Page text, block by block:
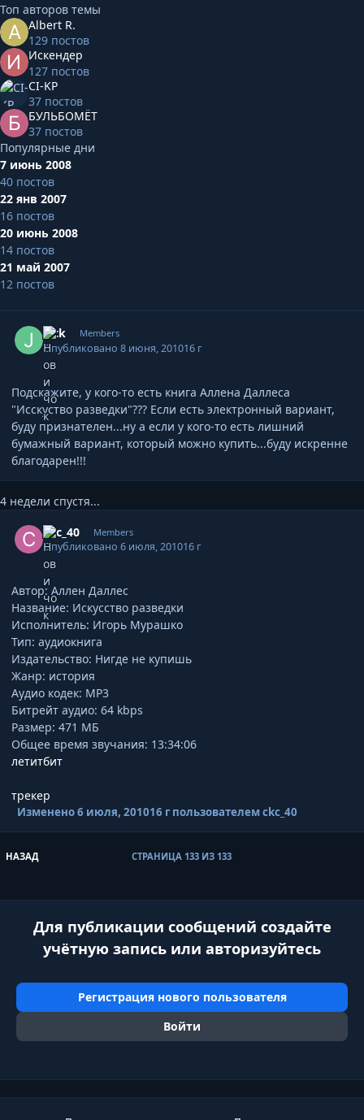
Топ авторов темы
Albert R.
129 постов
Искендер
127 постов
CI-KP
37 постов
БУЛЬБОМЁТ
37 постов
Популярные дни
7 июнь 2008
40 постов
22 янв 2007
16 постов
20 июнь 2008
14 постов
21 май 2007
12 постов
jack
Members
Опубликовано8 июня, 201016 г
Подскажите, у кого-то есть книга Аллена Даллеса
"Исскуство разведки"??? Если есть электронный вариант,
буду признателен...ну а если у кого-то есть лишний
бумажный вариант, который можно купить...буду искренне
благодарен!!!
4 недели спустя...
ckc_40 Members
Опубликовано6 июля, 201016 г
Автор: Аллен Даллес
Название: Искусство разведки
Исполнитель: Игорь Мурашко
Тип: аудиокнига
Издательство: Нигде не купишь
Жанр: история
Аудио кодек: MP3
Битрейт аудио: 64 kbps
Размер: 471 МБ
Общее время звучания: 13:34:06
летитбит
трекер
Изменено6 июля, 201016 гпользователем ckc_40
ПЕРВАЯ СТРАНИЦА
НАЗАД СТРАНИЦА 133 ИЗ 133
Для публикации сообщений создайте
учётную запись или авторизуйтесь
Регистрация нового пользователя
Войти